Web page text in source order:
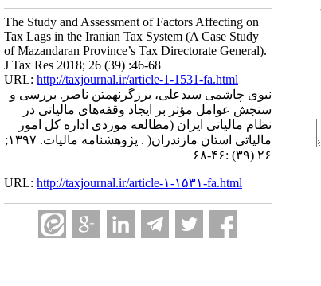
The Study and Assessment of Factors Affecting on
Tax Lags in the Iranian Tax System (A Case Study
of Mazandaran Province’s Tax Directorate General).
J Tax Res 2018; 26 (39) :46-68
URL: http://taxjournal.ir/article-1-1531-fa.html
نبوی چاشمی سیدعلی، برزگرنهمتن ناصر. بررسی و
سنجش عوامل مؤثر بر ایجاد وقفه‌های مالیاتی در
نظام مالیاتی ایران (مطالعه موردی اداره کل امور
مالیاتی استان مازندران( . پژوهشنامه مالیات. ۱۳۹۷;
۲۶ (۳۹) :۴۶-۶۸
URL: http://taxjournal.ir/article-۱-۱۵۳۱-fa.html